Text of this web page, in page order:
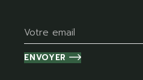
ENVOYER